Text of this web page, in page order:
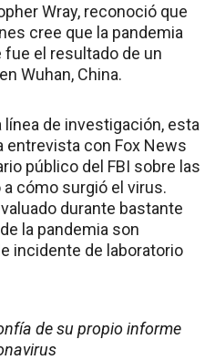
Wray, reconoció que
cree que la pandemia
el resultado de un
Wuhan, China.
de investigación, esta
entrevista con Fox News
público del FBI sobre las
cómo surgió el virus.
durante bastante
la pandemia son
incidente de laboratorio
de su propio informe